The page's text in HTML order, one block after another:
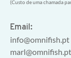
(Custo de uma chamada
Email:
info@omnifish.pt
marl@omnifish.pt